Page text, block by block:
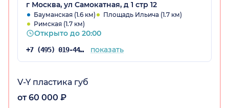
г Москва, ул Самокатная, д 1 стр 12
Бауманская (1.6 км)
Площадь Ильича (1.7 км)
Римская (1.7 км)
Открыто до 20:00
+7 (495) 019-44-45 показать
V-Y пластика губ
от 60 000 ₽